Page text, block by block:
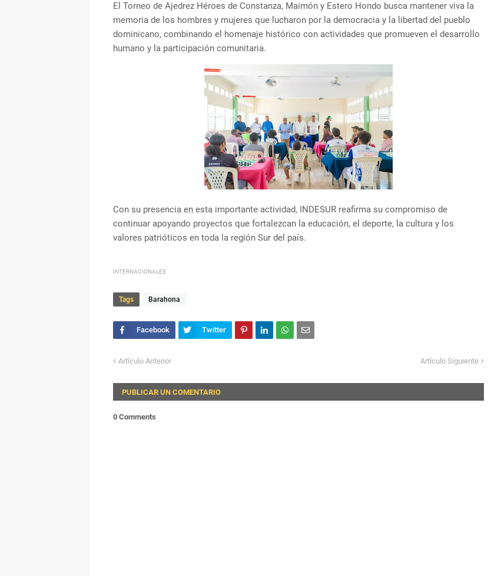
El Torneo de Ajedrez Héroes de Constanza, Maimón y Estero Hondo busca mantener viva la
memoria de los hombres y mujeres que lucharon por la democracia y la libertad del pueblo
dominicano, combinando el homenaje histórico con actividades que promueven el desarrollo
humano y la participación comunitaria.
Con su presencia en esta importante actividad, INDESUR reafirma su compromiso de
continuar apoyando proyectos que fortalezcan la educación, el deporte, la cultura y los
valores patrióticos en toda la región Sur del país.
INTERNACIONALES
Tags Barahona
Artículo Anterior Artículo Siguiente
PUBLICAR UN COMENTARIO
0 Comments